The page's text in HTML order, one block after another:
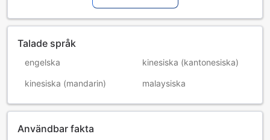
Talade språk
engelska kinesiska (kantonesiska)
kinesiska (mandarin) malaysiska
Användbar fakta